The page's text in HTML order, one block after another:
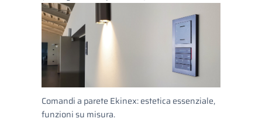
Comandi a parete Ekinex: estetica essenziale,
funzioni su misura.